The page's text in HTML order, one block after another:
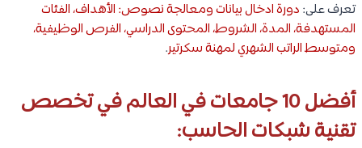
تعرف على: دورة ادخال بيانات ومعالجة نصوص: الأهداف، الفئات
المستهدفة، المدة، الشروط، المحتوى الدراسي، الفرص الوظيفية،
ومتوسط الراتب الشهري لمهنة سكرتير.
أفضل 10 جامعات في العالم في تخصص
تقنية شبكات الحاسب: